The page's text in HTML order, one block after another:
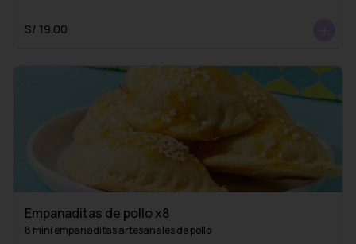
S/ 19.00
Empanaditas de pollo x8
8 mini empanaditas artesanales de pollo